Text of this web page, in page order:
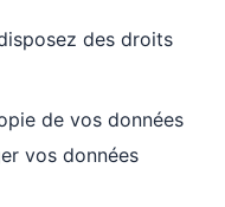
des droits
de vos données
vos données